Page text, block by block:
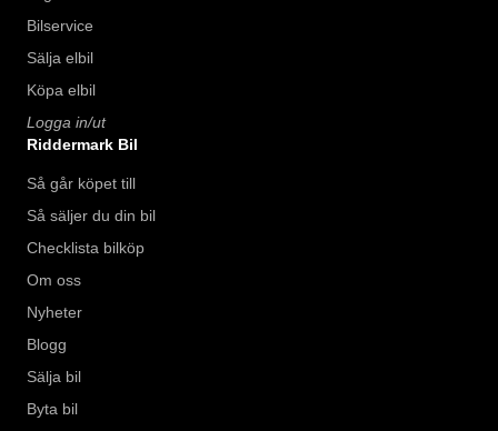
Bilservice
Sälja elbil
Köpa elbil
Logga in/ut
Riddermark Bil
Så går köpet till
Så säljer du din bil
Checklista bilköp
Om oss
Nyheter
Blogg
Sälja bil
Byta bil